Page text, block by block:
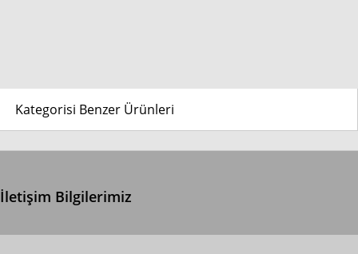
Kategorisi Benzer Ürünleri
İletişim Bilgilerimiz